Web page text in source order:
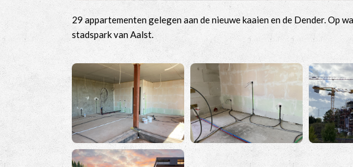
29 appartementen gelegen aan de nieuwe kaaien en de Dender. Op
stadspark van Aalst.